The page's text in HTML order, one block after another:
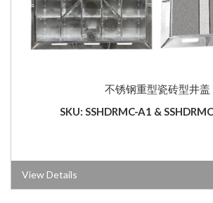
不锈钢重型瓷砖型井盖
SKU: SSHDRMC-A1 &
View Details